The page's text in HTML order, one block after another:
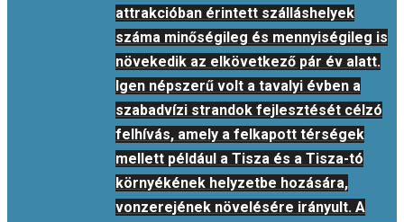
attrakcióban érintett szálláshelyek
száma minőségileg és mennyiségileg is
növekedik az elkövetkező pár év alatt.
Igen népszerű volt a tavalyi évben a
szabadvízi strandok fejlesztését célzó
felhívás, amely a felkapott térségek
mellett például a Tisza és a Tisza-tó
környékének helyzetbe hozására,
vonzerejének növelésére irányult. A